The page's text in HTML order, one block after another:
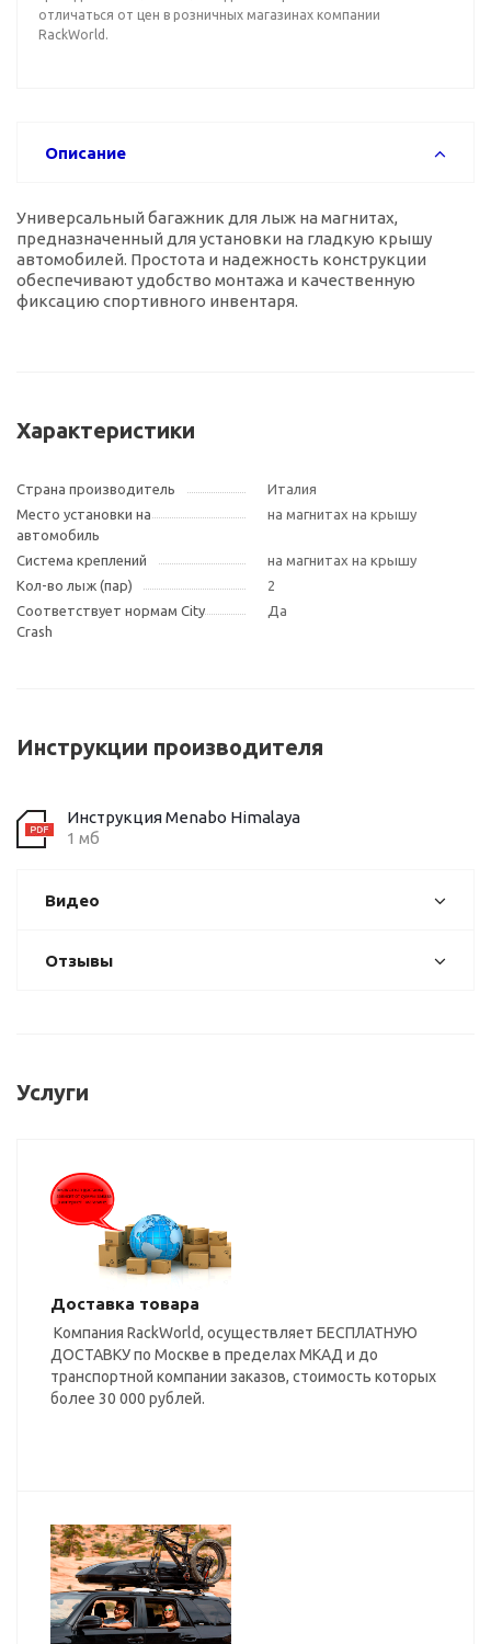
отличаться от цен в розничных магазинах компании
RackWorld.
Описание
Универсальный багажник для лыж на магнитах,
предназначенный для установки на гладкую крышу
автомобилей. Простота и надежность конструкции
обеспечивают удобство монтажа и качественную
фиксацию спортивного инвентаря.
Характеристики
Страна производитель
Италия
Место установки на
автомобиль
на магнитах на крышу
Система креплений
на магнитах на крышу
Кол-во лыж (пар)
2
Соответствует нормам City
Crash
Да
Инструкции производителя
Инструкция Menabo Himalaya
1 мб
Видео
Отзывы
Услуги
Доставка товара
Компания RackWorld, осуществляет БЕСПЛАТНУЮ
ДОСТАВКУ по Москве в пределах МКАД и до
транспортной компании заказов, стоимость которых
более 30 000 рублей.